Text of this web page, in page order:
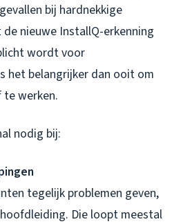
bij hardnekkige
nieuwe InstallQ-erkenning
wordt voor
het belangrijker dan ooit om
werken.
nodig bij:
tegelijk problemen geven,
Die loopt meestal